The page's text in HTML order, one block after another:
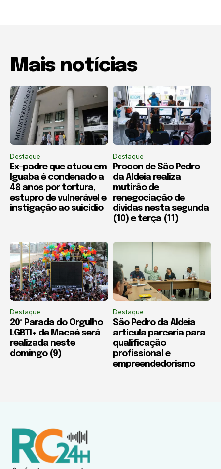
Mais notícias
Destaque
Ex-padre que atuou em
Iguaba é condenado a
48 anos por tortura,
estupro de vulnerável e
instigação ao suicídio
Destaque
Procon de São Pedro
da Aldeia realiza
mutirão de
renegociação de
dívidas nesta segunda
(10) e terça (11)
Destaque
20ª Parada do Orgulho
LGBTI+ de Macaé será
realizada neste
domingo (9)
Destaque
São Pedro da Aldeia
articula parceria para
qualificação
profissional e
empreendedorismo